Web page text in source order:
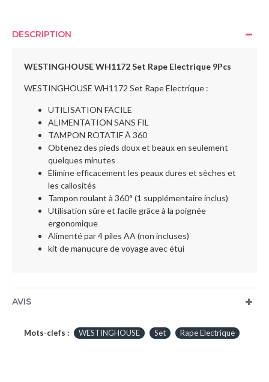
DESCRIPTION
WESTINGHOUSE WH1172 Set Rape Electrique 9Pcs
WESTINGHOUSE WH1172 Set Rape Electrique :
UTILISATION FACILE
ALIMENTATION SANS FIL
TAMPON ROTATIF À 360
Obtenez des pieds doux et beaux en seulement
quelques minutes
Élimine efficacement les peaux dures et sèches et
les callosités
Tampon roulant à 360° (1 supplémentaire inclus)
Utilisation sûre et facile grâce à la poignée
ergonomique
Alimenté par 4 piles AA (non incluses)
kit de manucure de voyage avec étui
AVIS
Mots-clefs : WESTINGHOUSE Set Rape Electrique